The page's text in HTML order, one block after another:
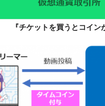
コインがもらえ